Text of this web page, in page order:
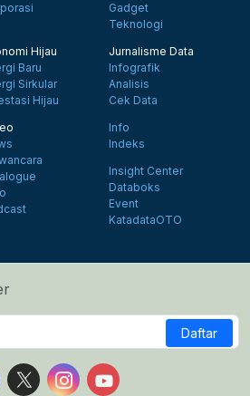
Gadget
Teknologi
Hijau
Baru
Sirkular
Hijau
Jurnalisme Data
Infografik
Analisis
Cek Data
Info
Indeks
Insight Center
Databoks
Event
KatadataOTO
Daftar
Follow us on Facebook
Follow us on X
Follow us on Instagram
Follow us on